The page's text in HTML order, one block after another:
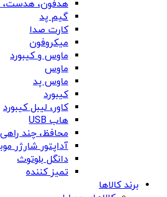
هدفون، هدست،
گیم پد
کارت صدا
میکروفون
ماوس و کیبورد
ماوس
ماوس پد
کیبورد
کاور، لیبل کیبورد
هاب USB
محافظ، چند
آداپتور شارژر
دانگل بلوتوث
تمیز کننده
برند کالاها